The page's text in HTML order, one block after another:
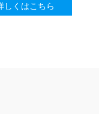
しくはこちら